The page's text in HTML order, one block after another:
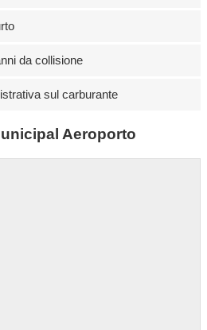
da collisione
sul carburante
Aeroporto